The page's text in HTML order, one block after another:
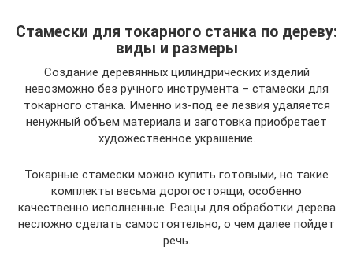
Стамески для токарного станка по дереву:
виды и размеры
Создание деревянных цилиндрических изделий
невозможно без ручного инструмента – стамески для
токарного станка. Именно из-под ее лезвия удаляется
ненужный объем материала и заготовка приобретает
художественное украшение.
Токарные стамески можно купить готовыми, но такие
комплекты весьма дорогостоящи, особенно
качественно исполненные. Резцы для обработки дерева
несложно сделать самостоятельно, о чем далее пойдет
речь.